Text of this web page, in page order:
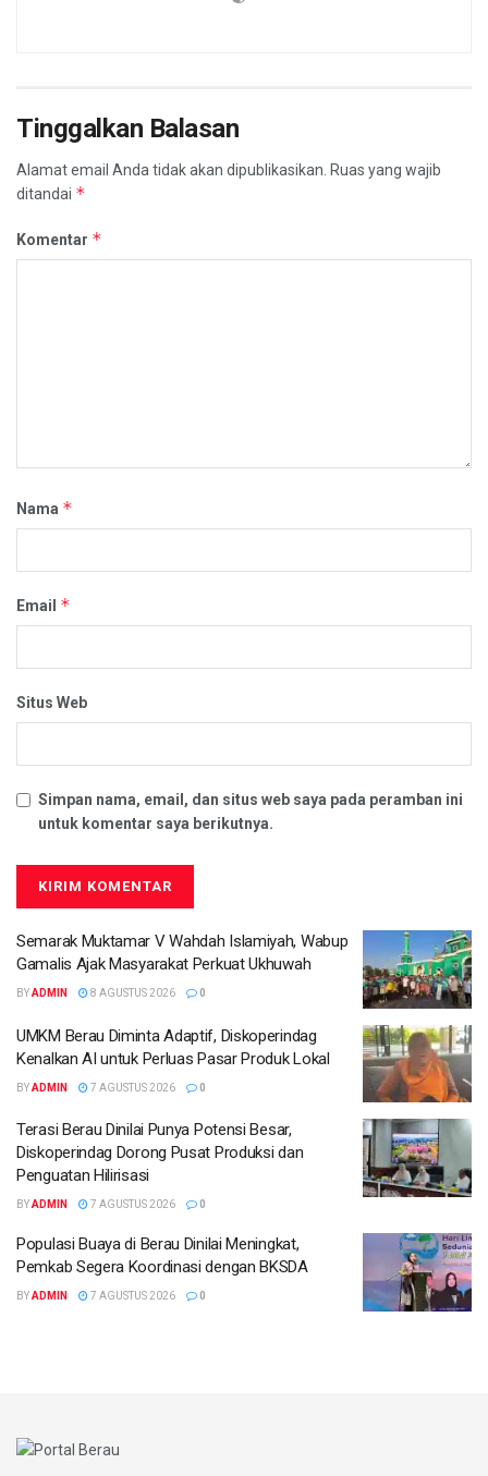
Tinggalkan Balasan
Alamat email Anda tidak akan dipublikasikan. Ruas yang wajib
ditandai *
Komentar *
Nama *
Email *
Situs Web
Simpan nama, email, dan situs web saya pada peramban ini
untuk komentar saya berikutnya.
Semarak Muktamar V Wahdah Islamiyah, Wabup
Gamalis Ajak Masyarakat Perkuat Ukhuwah
BYADMIN 8 AGUSTUS 2026 0
UMKM Berau Diminta Adaptif, Diskoperindag
Kenalkan AI untuk Perluas Pasar Produk Lokal
BYADMIN 7 AGUSTUS 2026 0
Terasi Berau Dinilai Punya Potensi Besar,
Diskoperindag Dorong Pusat Produksi dan
Penguatan Hilirisasi
BYADMIN 7 AGUSTUS 2026 0
Populasi Buaya di Berau Dinilai Meningkat,
Pemkab Segera Koordinasi dengan BKSDA
BYADMIN 7 AGUSTUS 2026 0